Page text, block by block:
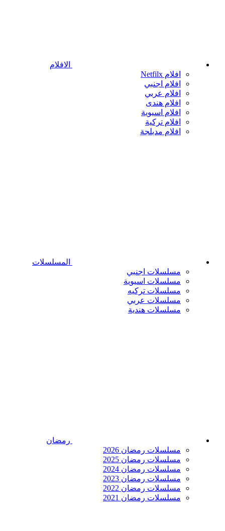
الافلام
افلام Netfilx
افلام اجنبي
افلام عربي
افلام هندى
افلام اسيوية
افلام تركية
افلام مدبلجة
المسلسلات
مسلسلات اجنبي
مسلسلات اسيوية
مسلسلات تركيه
مسلسلات عربي
مسلسلات هندية
رمضان
مسلسلات رمضان 2026
مسلسلات رمضان 2025
مسلسلات رمضان 2024
مسلسلات رمضان 2023
مسلسلات رمضان 2022
مسلسلات رمضان 2021